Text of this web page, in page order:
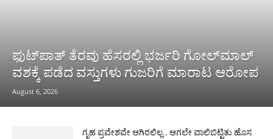
ಫುಟ್‌ಪಾತ್ ತೆರವು ಹೆಸರಲ್ಲಿ ಭರ್ಜರಿ ಗೋಲ್‌ಮಾಲ್
ವಶಕ್ಕೆ ಪಡೆದ ವಸ್ತುಗಳು ಗುಜರಿಗೆ ಮಾರಾಟ ಆರೋಪ
August 6, 2026
ಗೃಹ ಪ್ರವೇಶವೇ ಆಗಿರಲಿಲ್ಲ.. ಆಗಲೇ ವಾಲಿಬಿಟ್ಟಿತು ಹೊಸ